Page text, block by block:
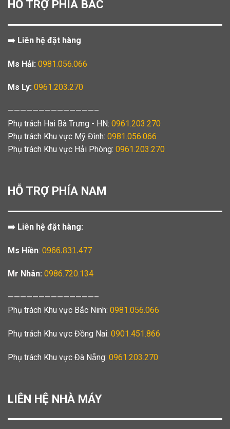
HỖ TRỢ PHÍA BẮC
➡️ Liên hệ đặt hàng
Ms Hải: 0981.056.066
Ms Ly: 0961.203.270
——————————————–
Phụ trách Hai Bà Trưng - HN: 0961.203.270
Phụ trách Khu vực Mỹ Đình: 0981.056.066
Phụ trách Khu vực Hải Phòng: 0961.203.270
HỖ TRỢ PHÍA NAM
➡️ Liên hệ đặt hàng:
Ms Hiền: 0966.831.477
Mr Nhân: 0986.720.134
——————————————–
Phụ trách Khu vực Bắc Ninh: 0981.056.066
Phụ trách Khu vực Đồng Nai: 0901.451.866
Phụ trách Khu vực Đà Nẵng: 0961.203.270
LIÊN HỆ NHÀ MÁY